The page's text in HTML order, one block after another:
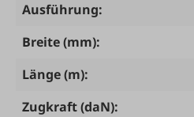
Ausführung:
Breite (mm):
Länge (m):
Zugkraft (daN):